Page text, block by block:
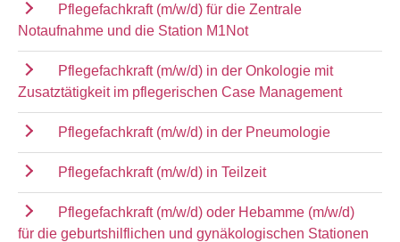
Pflegefachkraft (m/w/d) für die Zentrale
Notaufnahme und die Station M1Not
Pflegefachkraft (m/w/d) in der Onkologie mit
Zusatztätigkeit im pflegerischen Case Management
Pflegefachkraft (m/w/d) in der Pneumologie
Pflegefachkraft (m/w/d) in Teilzeit
Pflegefachkraft (m/w/d) oder Hebamme (m/w/d)
für die geburtshilflichen und gynäkologischen Stationen